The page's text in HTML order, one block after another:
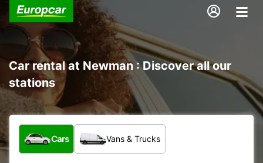
Car rental at Newman : Discover all our
stations
What type of vehicle?
Cars Vans & Trucks